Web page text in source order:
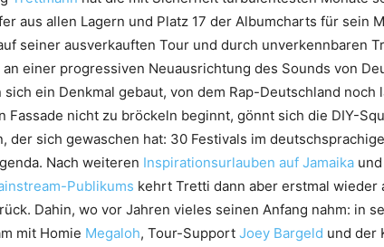
aus allen Lagern und Platz 17 der Albumcharts für sein
seiner ausverkauften Tour und durch unverkennbaren
einer progressiven Neuausrichtung des Sounds von
sich ein Denkmal gebaut, von dem Rap-Deutschland noch
Fassade nicht zu bröckeln beginnt, gönnt sich die DIY-
der sich gewaschen hat: 30 Festivals im
Nach weiteren Inspirationsurlauben auf Jamaika und
Publikums kehrt Tretti dann aber erstmal wieder
Dahin, wo vor Jahren vieles seinen Anfang nahm: in
mit Homie Megaloh, Tour-Support Joey Bargeld und der